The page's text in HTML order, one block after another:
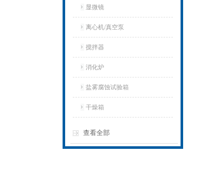
显微镜
离心机/真空泵
搅拌器
消化炉
盐雾腐蚀试验箱
干燥箱
查看全部